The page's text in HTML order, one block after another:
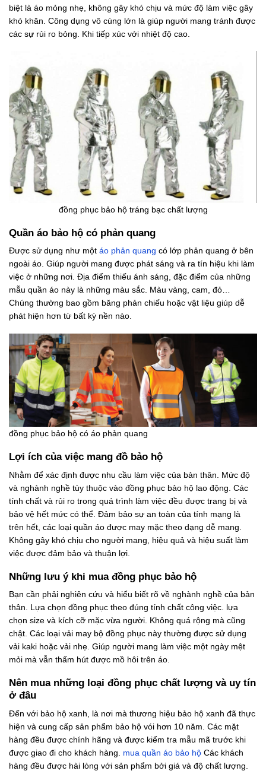
biệt là áo mỏng nhẹ, không gây khó chịu và mức độ làm việc gây
khó khăn. Công dụng vô cùng lớn là giúp người mang tránh được
các sự rủi ro bỏng. Khi tiếp xúc với nhiệt độ cao.
đồng phục bảo hộ tráng bạc chất lượng
Quần áo bảo hộ có phản quang
Được sử dụng như một áo phản quang có lớp phản quang ở bên
ngoài áo. Giúp người mang được phát sáng và ra tín hiệu khi làm
việc ở những nơi. Địa điểm thiếu ánh sáng, đặc điểm của những
mẫu quần áo này là những màu sắc. Màu vàng, cam, đỏ…
Chúng thường bao gồm băng phản chiếu hoặc vật liệu giúp dễ
phát hiện hơn từ bất kỳ nền nào.
đồng phục bảo hộ có áo phản quang
Lợi ích của việc mang đồ bảo hộ
Nhằm để xác định được nhu cầu làm việc của bản thân. Mức độ
và nghành nghề tùy thuộc vào đồng phục bảo hộ lao động. Các
tính chất và rủi ro trong quá trình làm việc đều được trang bị và
bảo vệ hết mức có thể. Đảm bảo sự an toàn của tính mạng là
trên hết, các loại quần áo được may mặc theo dạng dễ mang.
Không gây khó chịu cho người mang, hiệu quả và hiệu suất làm
việc được đảm bảo và thuận lợi.
Những lưu ý khi mua đồng phục bảo hộ
Bạn cần phải nghiên cứu và hiểu biết rõ về nghành nghề của bản
thân. Lựa chọn đồng phục theo đúng tính chất công việc. lựa
chọn size và kích cỡ mặc vừa người. Không quá rộng mà cũng
chật. Các loại vải may bộ đồng phục này thường được sử dụng
vải kaki hoặc vải nhẹ. Giúp người mang làm việc một ngày mệt
mỏi mà vẫn thấm hút được mồ hôi trên áo.
Nên mua những loại đồng phục chất lượng và uy tín
ở đâu
Đến với bảo hộ xanh, là nơi mà thương hiệu bảo hộ xanh đã thực
hiện và cung cấp sản phẩm bảo hộ vói hơn 10 năm. Các mặt
hàng đều được chính hãng và được kiểm tra mẫu mã trước khi
được giao đi cho khách hàng. mua quần áo bảo hộ Các khách
hàng đều được hài lòng với sản phẩm bởi giá và độ chất lượng.